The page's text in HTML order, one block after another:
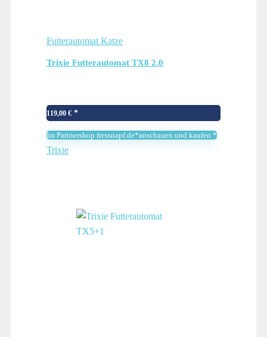
Futterautomat Katze
Trixie Futterautomat TX8 2.0
119,00 €
Im Partnershop fressnapf.de*anschauen und kaufen *
Trixie